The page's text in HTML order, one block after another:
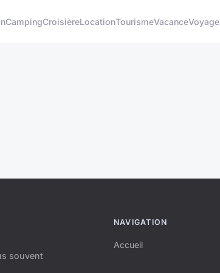
CampingCroisièreLocationTourismeVacanceVoyage
souvent
NAVIGATION
Accueil